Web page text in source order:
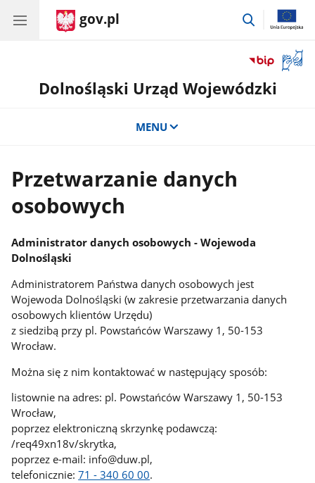
gov.pl
przejdź
okno
Dolnośląski Urząd Wojewódzki
MENU
Przetwarzanie danych
osobowych
Administrator danych osobowych - Wojewoda
Dolnośląski
Administratorem Państwa danych osobowych jest
Wojewoda Dolnośląski (w zakresie przetwarzania danych
osobowych klientów Urzędu)
z siedzibą przy pl. Powstańców Warszawy 1, 50-153
Wrocław.
Można się z nim kontaktować w następujący sposób:
listownie na adres: pl. Powstańców Warszawy 1, 50-153
Wrocław,
poprzez elektroniczną skrzynkę podawczą:
/req49xn18v/skrytka,
poprzez e-mail: info@duw.pl,
telefonicznie:71 - 340 60 00.